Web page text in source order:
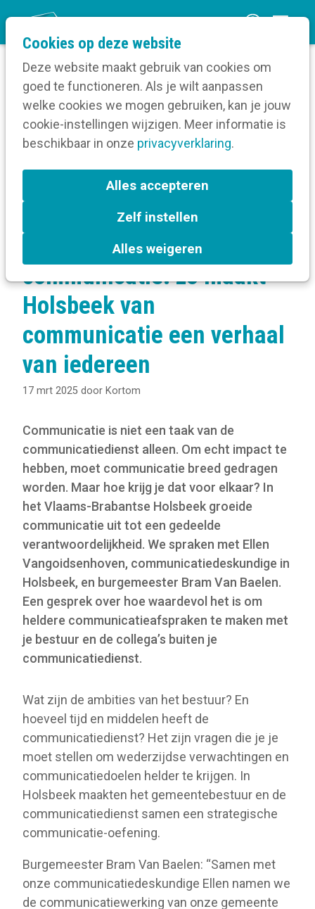
Cookies op deze website
Deze website maakt gebruik van cookies om
goed te functioneren. Als je wilt aanpassen
welke cookies we mogen gebruiken, kan je jouw
cookie-instellingen wijzigen. Meer informatie is
beschikbaar in onze privacyverklaring.
Alles accepteren
Zelf instellen
Alles weigeren
n
m
Home
Verruim je kennis
Communicatiebeleid
Communicatiebeleidsplan
Holsbeek van communicatie een verhaal van
iedereen
Samen sterk in
communicatie: zo maakt
Holsbeek van
communicatie een verhaal
van iedereen
17 mrt 2025 door Kortom
Communicatie is niet een taak van de
communicatiedienst alleen. Om echt impact te
hebben, moet communicatie breed gedragen
worden. Maar hoe krijg je dat voor elkaar? In
het Vlaams-Brabantse Holsbeek groeide
communicatie uit tot een gedeelde
verantwoordelijkheid. We spraken met Ellen
Vangoidsenhoven, communicatiedeskundige in
Holsbeek, en burgemeester Bram Van Baelen.
Een gesprek over hoe waardevol het is om
heldere communicatieafspraken te maken met
je bestuur en de collega’s buiten je
communicatiedienst.
Wat zijn de ambities van het bestuur? En
hoeveel tijd en middelen heeft de
communicatiedienst? Het zijn vragen die je je
moet stellen om wederzijdse verwachtingen en
communicatiedoelen helder te krijgen. In
Holsbeek maakten het gemeentebestuur en de
communicatiedienst samen een strategische
communicatie-oefening.
Burgemeester Bram Van Baelen: “Samen met
onze communicatiedeskundige Ellen namen we
de communicatiewerking van onze gemeente